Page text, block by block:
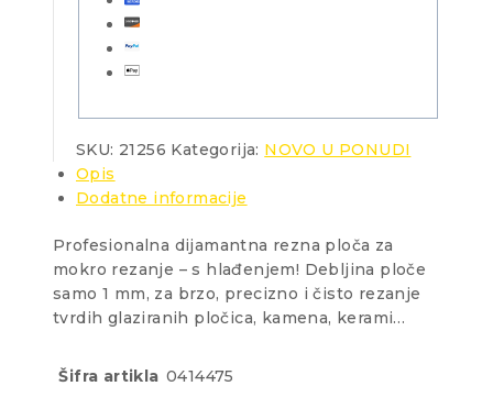
SKU: 21256 Kategorija: NOVO U PONUDI
Opis
Dodatne informacije
Profesionalna dijamantna rezna ploča za
mokro rezanje – s hlađenjem! Debljina ploče
samo 1 mm, za brzo, precizno i čisto rezanje
tvrdih glaziranih pločica, kamena, kerami…
Šifra artikla 0414475